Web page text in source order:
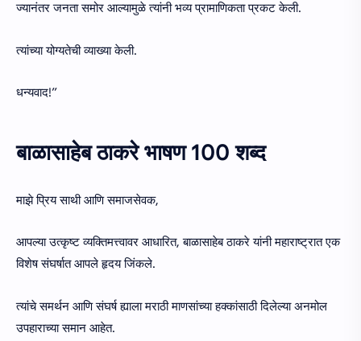
ज्यानंतर जनता समोर आल्यामुळे त्यांनी भव्य प्रामाणिकता प्रकट केली.
त्यांच्या योग्यतेची व्याख्या केली.
धन्यवाद!”
बाळासाहेब ठाकरे भाषण 100 शब्द
माझे प्रिय साथी आणि समाजसेवक,
आपल्या उत्कृष्ट व्यक्तिमत्त्वावर आधारित, बाळासाहेब ठाकरे यांनी महाराष्ट्रात एक
विशेष संघर्षात आपले हृदय जिंकले.
त्यांचे समर्थन आणि संघर्ष ह्याला मराठी माणसांच्या हक्कांसाठी दिलेल्या अनमोल
उपहाराच्या समान आहेत.